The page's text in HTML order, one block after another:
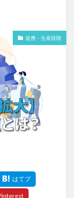
提携・生産段階